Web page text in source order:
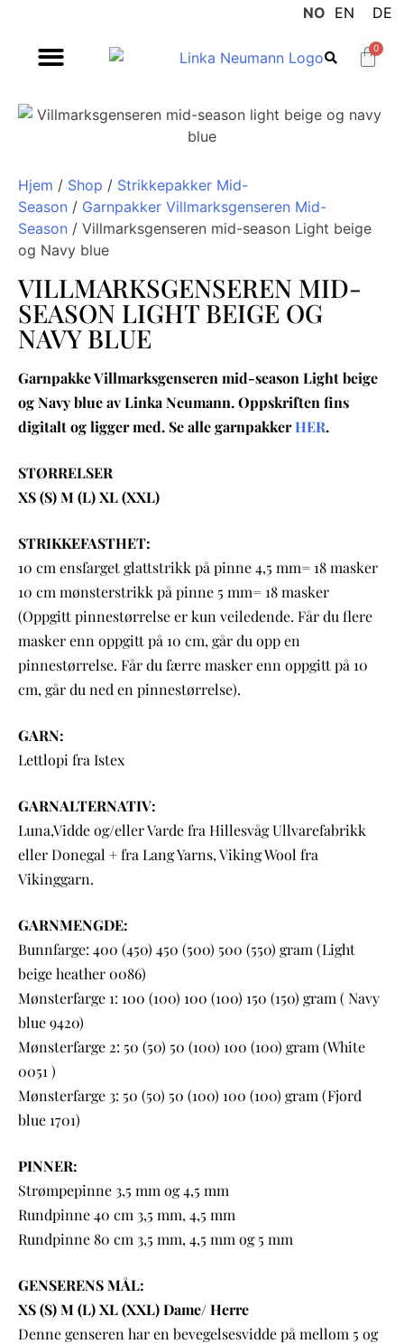
NO EN DE
0
Hjem / Shop / Strikkepakker Mid-
Season / Garnpakker Villmarksgenseren Mid-
Season / Villmarksgenseren mid-season Light beige
og Navy blue
VILLMARKSGENSEREN MID-
SEASON LIGHT BEIGE OG
NAVY BLUE
Garnpakke Villmarksgenseren mid-season Light beige
og Navy blue av Linka Neumann. Oppskriften fins
digitalt og ligger med. Se alle garnpakkerHER.
STØRRELSER
XS (S) M (L) XL (XXL)
STRIKKEFASTHET:
10 cm ensfarget glattstrikk på pinne 4,5 mm= 18 masker
10 cm mønsterstrikk på pinne 5 mm= 18 masker
(Oppgitt pinnestørrelse er kun veiledende. Får du flere
masker enn oppgitt på 10 cm, går du opp en
pinnestørrelse. Får du færre masker enn oppgitt på 10
cm, går du ned en pinnestørrelse).
GARN:
Lettlopi fra Istex
GARNALTERNATIV:
Luna,Vidde og/eller Varde fra Hillesvåg Ullvarefabrikk
eller Donegal + fra Lang Yarns, Viking Wool fra
Vikinggarn.
GARNMENGDE:
Bunnfarge: 400 (450) 450 (500) 500 (550) gram (Light
beige heather 0086)
Mønsterfarge 1: 100 (100) 100 (100) 150 (150) gram ( Navy
blue 9420)
Mønsterfarge 2: 50 (50) 50 (100) 100 (100) gram (White
0051 )
Mønsterfarge 3: 50 (50) 50 (100) 100 (100) gram (Fjord
blue 1701)
PINNER:
Strømpepinne 3,5 mm og 4,5 mm
Rundpinne 40 cm 3,5 mm, 4,5 mm
Rundpinne 80 cm 3,5 mm, 4,5 mm og 5 mm
GENSERENS MÅL:
XS (S) M (L) XL (XXL) Dame/ Herre
Denne genseren har en bevegelsesvidde på mellom 5 og